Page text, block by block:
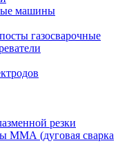
машины
газосварочные
резки
ММА (дуговая сварка